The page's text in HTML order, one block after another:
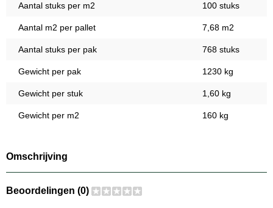
Aantal stuks per m2 100 stuks
Aantal m2 per pallet 7,68 m2
Aantal stuks per pak 768 stuks
Gewicht per pak 1230 kg
Gewicht per stuk 1,60 kg
Gewicht per m2 160 kg
Omschrijving
Beoordelingen (0)